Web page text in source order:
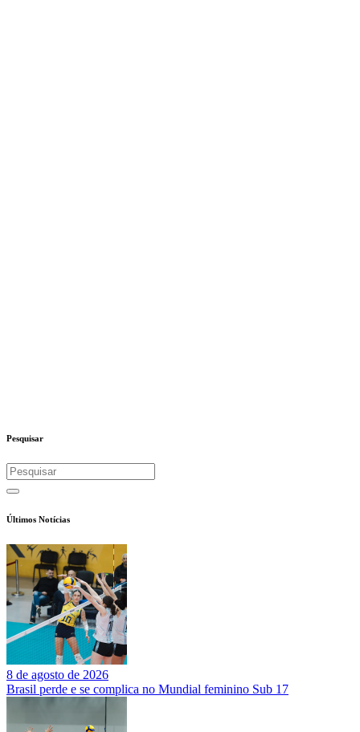
Pesquisar
Últimos Notícias
8 de agosto de 2026
Brasil perde e se complica no Mundial feminino Sub 17